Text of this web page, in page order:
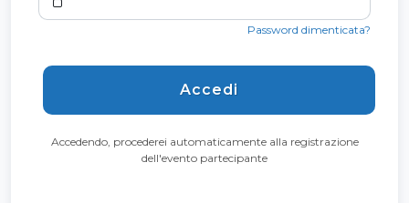
Password dimenticata?
Accedi
Accedendo, procederei automaticamente alla registrazione
dell'evento partecipante